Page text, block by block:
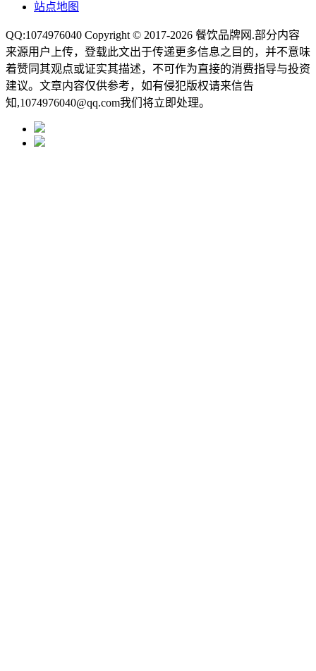
站点地图
QQ:1074976040 Copyright © 2017-2026 餐饮品牌网 .部分内容
来源用户上传，登载此文出于传递更多信息之目的，并不意味
着赞同其观点或证实其描述，不可作为直接的消费指导与投资
建议。文章内容仅供参考，如有侵犯版权请来信告
知,1074976040@qq.com我们将立即处理。